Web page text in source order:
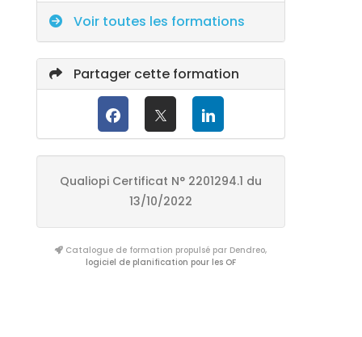
Voir toutes les formations
Partager cette formation
Qualiopi Certificat N° 2201294.1 du
13/10/2022
Catalogue de formation propulsé par Dendreo,
logiciel de planification pour les OF